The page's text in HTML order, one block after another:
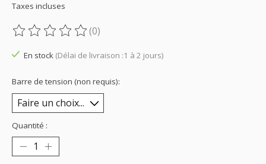
Taxes incluses
Ce produit est évalué à
(0)
En stock (Délai de livraison :1 à 2 jours)
Barre de tension (non requis):
Quantité :